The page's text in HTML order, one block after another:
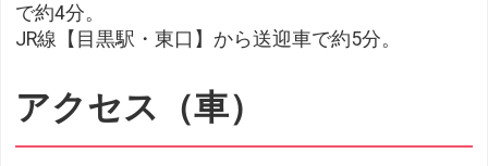
で約4分。
JR線【目黒駅・東口】から送迎車で約5分。
アクセス（車）